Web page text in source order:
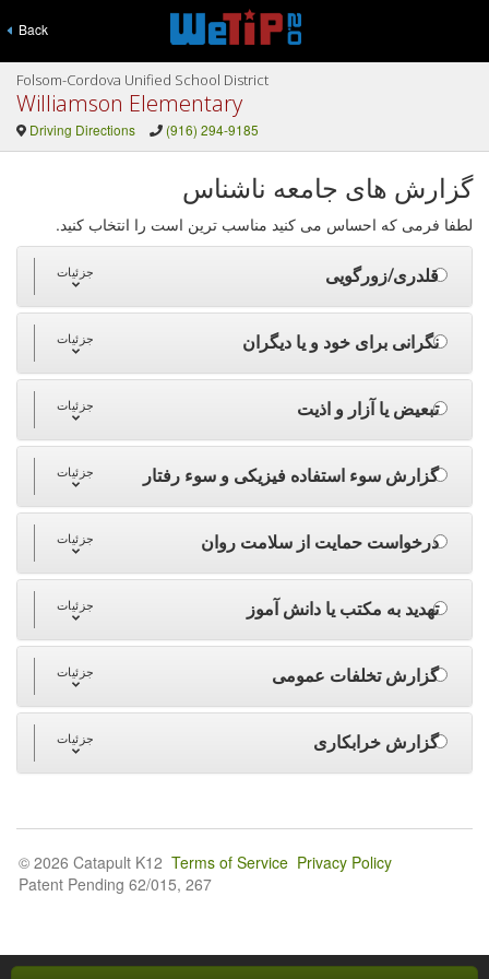
Back
Folsom-Cordova Unified School District
Williamson Elementary
Driving Directions (916) 294-9185
گزارش های جامعه ناشناس
لطفا فرمی که احساس می کنید مناسب ترین است را انتخاب کنید.
قلدری/زورگویی جزئیات
نگرانی برای خود و یا دیگران جزئیات
تبعیض یا آزار و اذیت جزئیات
گزارش سوء استفاده فیزیکی و سوء رفتار جزئیات
درخواست حمایت از سلامت روان جزئیات
تهدید به مکتب یا دانش آموز جزئیات
گزارش تخلفات عمومی جزئیات
گزارش خرابکاری جزئیات
© 2026 Catapult K12 Terms of Service Privacy Policy
Patent Pending 62/015, 267